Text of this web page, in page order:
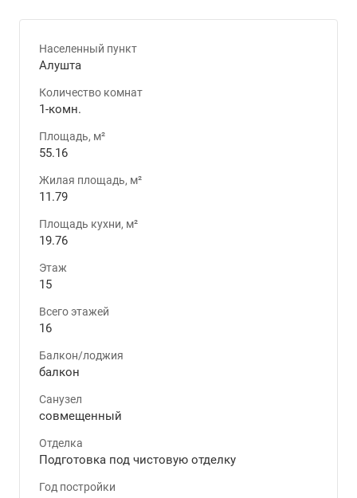
Населенный пункт
Алушта
Количество комнат
1-комн.
Площадь, м²
55.16
Жилая площадь, м²
11.79
Площадь кухни, м²
19.76
Этаж
15
Всего этажей
16
Балкон/лоджия
балкон
Санузел
совмещенный
Отделка
Подготовка под чистовую отделку
Год постройки